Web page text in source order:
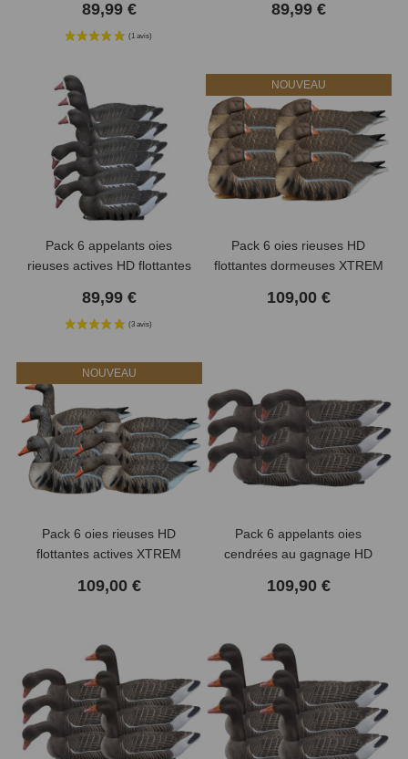
(4 avis)
(2 avis)
89,99 € 89,99 €
Pack 6 appelants oies
rieuses actives HD flottantes
89,99 €
NOUVEAU
Pack 6 oies rieuses HD
flottantes dormeuses XTREM
109,00 €
NOUVEAU
Pack 6 oies rieuses HD
flottantes actives XTREM
109,00 €
Pack 6 appelants oies
cendrées au gagnage HD
109,90 €